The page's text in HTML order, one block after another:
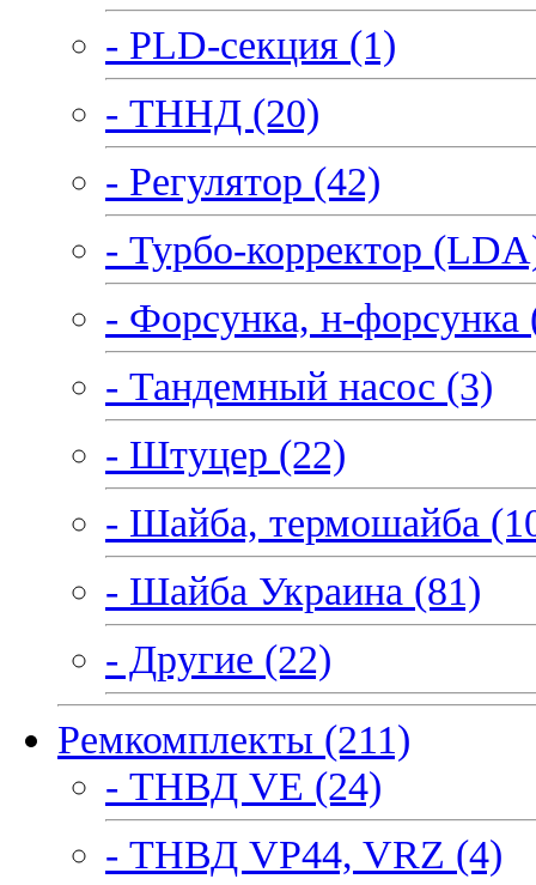
- PLD-секция (1)
- ТННД (20)
- Регулятор (42)
- Турбо-корректор
- Форсунка, н-форсунка
- Тандемный насос (3)
- Штуцер (22)
- Шайба, термошайба
- Шайба Украина (81)
- Другие (22)
Ремкомплекты (211)
- ТНВД VE (24)
- ТНВД VP44, VRZ (4)